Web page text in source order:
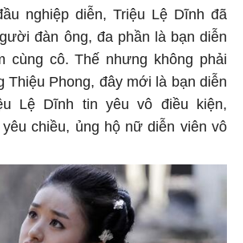
nghiệp diễn, Triệu Lệ Dĩnh đã
đàn ông, đa phần là bạn diễn
cùng cô. Thế nhưng không phải
Thiệu Phong, đây mới là bạn diễn
Lệ Dĩnh tin yêu vô điều kiện,
chiều, ủng hộ nữ diễn viên vô